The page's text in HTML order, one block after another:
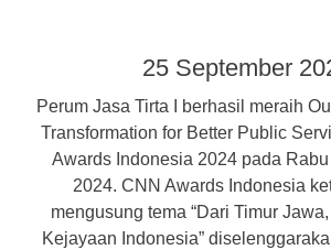
25 September
Perum Jasa Tirta I berhasil meraih
Transformation for Better Public
Awards Indonesia 2024 pada
2024. CNN Awards Indonesia
mengusung tema “Dari Timur
Kejayaan Indonesia”